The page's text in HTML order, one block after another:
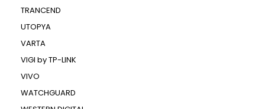
TRANCEND
UTOPYA
VARTA
VIGI by TP-LINK
VIVO
WATCHGUARD